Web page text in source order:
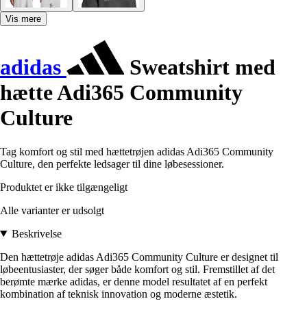
Vis mere
adidas
Sweatshirt med
hætte Adi365 Community
Culture
Tag komfort og stil med hættetrøjen adidas Adi365 Community
Culture, den perfekte ledsager til dine løbesessioner.
Produktet er ikke tilgængeligt
Alle varianter er udsolgt
Beskrivelse
Den hættetrøje adidas Adi365 Community Culture er designet til
løbeentusiaster, der søger både komfort og stil. Fremstillet af det
berømte mærke adidas, er denne model resultatet af en perfekt
kombination af teknisk innovation og moderne æstetik.